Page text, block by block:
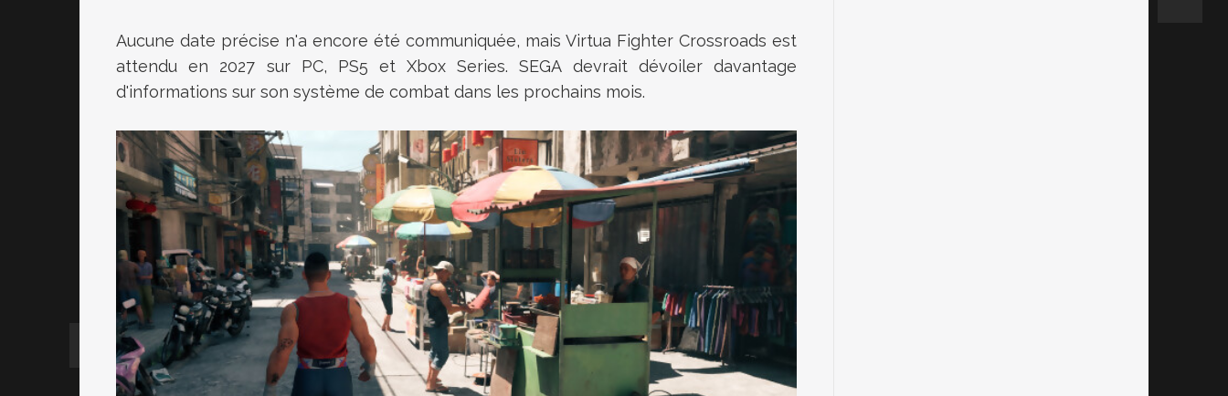
Aucune date précise n'a encore été communiquée, mais Virtua Fighter Crossroads est
attendu en 2027 sur PC, PS5 et Xbox Series. SEGA devrait dévoiler davantage
d'informations sur son système de combat dans les prochains mois.